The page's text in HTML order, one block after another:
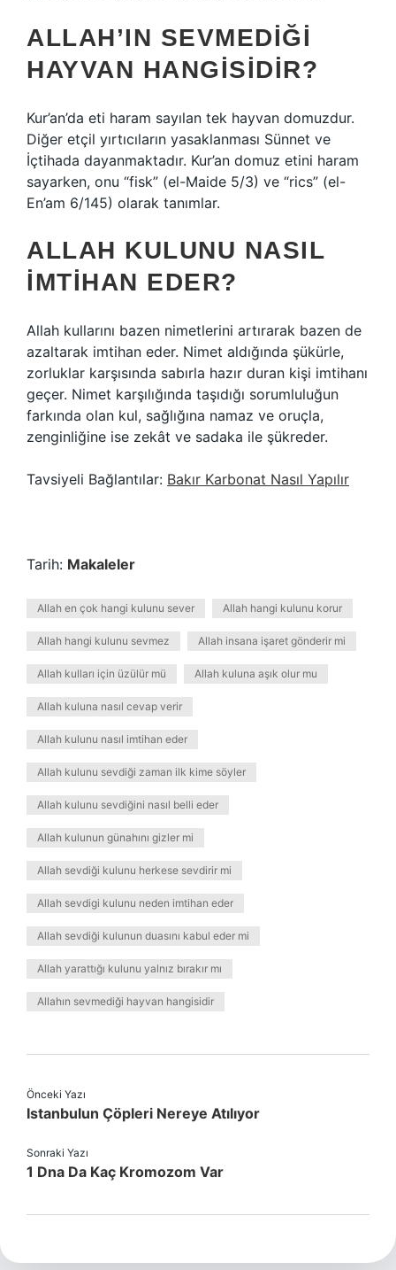
ALLAH’IN SEVMEDIĞI
HAYVAN HANGISIDIR?
Kur’an’da eti haram sayılan tek hayvan domuzdur.
Diğer etçil yırtıcıların yasaklanması Sünnet ve
İçtihada dayanmaktadır. Kur’an domuz etini haram
sayarken, onu “fisk” (el-Maide 5/3) ve “rics” (el-
En’am 6/145) olarak tanımlar.
ALLAH KULUNU NASIL
IMTIHAN EDER?
Allah kullarını bazen nimetlerini artırarak bazen de
azaltarak imtihan eder. Nimet aldığında şükürle,
zorluklar karşısında sabırla hazır duran kişi imtihanı
geçer. Nimet karşılığında taşıdığı sorumluluğun
farkında olan kul, sağlığına namaz ve oruçla,
zenginliğine ise zekât ve sadaka ile şükreder.
Tavsiyeli Bağlantılar: Bakır Karbonat Nasıl Yapılır
Tarih: Makaleler
Allah en çok hangi kulunu sever Allah hangi kulunu korur
Allah hangi kulunu sevmez Allah insana işaret gönderir mi
Allah kulları için üzülür mü Allah kuluna aşık olur mu
Allah kuluna nasıl cevap verir
Allah kulunu nasıl imtihan eder
Allah kulunu sevdiği zaman ilk kime söyler
Allah kulunu sevdiğini nasıl belli eder
Allah kulunun günahını gizler mi
Allah sevdiği kulunu herkese sevdirir mi
Allah sevdigi kulunu neden imtihan eder
Allah sevdiği kulunun duasını kabul eder mi
Allah yarattığı kulunu yalnız bırakır mı
Allahın sevmediği hayvan hangisidir
Önceki Yazı
Istanbulun Çöpleri Nereye Atılıyor
Sonraki Yazı
1 Dna Da Kaç Kromozom Var